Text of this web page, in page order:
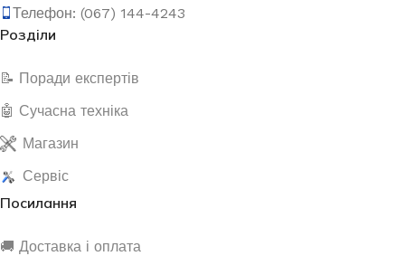
Телефон: (067) 144-4243
Розділи
📝 Поради експертів
🤖 Сучасна техніка
Магазин
Сервіс
Посилання
🚚 Доставка і оплата